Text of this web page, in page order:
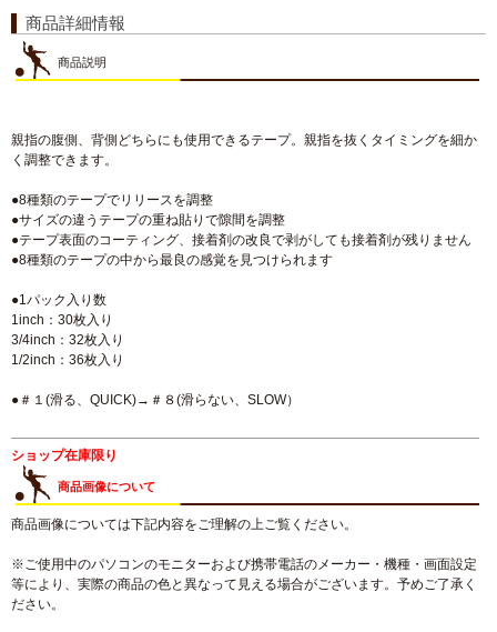
商品詳細情報
商品説明
親指の腹側、背側どちらにも使用できるテープ。親指を抜くタイミングを細か
く調整できます。
●8種類のテープでリリースを調整
●サイズの違うテープの重ね貼りで隙間を調整
●テープ表面のコーティング、接着剤の改良で剥がしても接着剤が残りません
●8種類のテープの中から最良の感覚を見つけられます
●1パック入り数
1inch：30枚入り
3/4inch：32枚入り
1/2inch：36枚入り
●＃１(滑る、QUICK)→＃８(滑らない、SLOW）
ショップ在庫限り
商品画像について
商品画像については下記内容をご理解の上ご覧ください。
※ご使用中のパソコンのモニターおよび携帯電話のメーカー・機種・画面設定
等により、実際の商品の色と異なって見える場合がございます。予めご了承く
ださい。